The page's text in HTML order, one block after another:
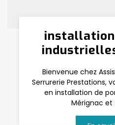
Bienvenue chez
Serrurerie Prestations,
en installation de
Mérignac et